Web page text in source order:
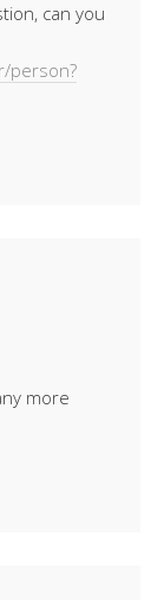
can you
person?
more